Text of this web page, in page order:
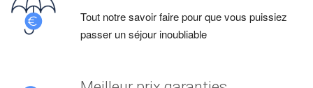
Tout notre savoir faire pour que vous puissiez
passer un séjour inoubliable